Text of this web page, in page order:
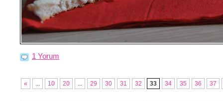
1 Yorum
« 10 20 29 30 31 32 33 34 35 36 37